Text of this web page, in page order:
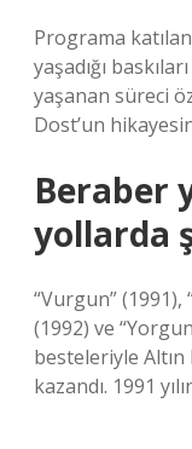
Programa
yaşadığı
yaşanan süreci
Dost’un
Beraber
yollarda
“Vurgun”
(1992) ve
besteleriyle Altın
kazandı. 1991